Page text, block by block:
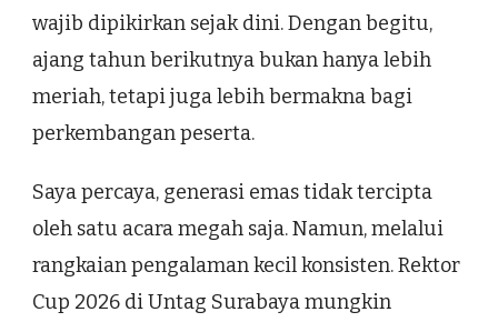
wajib dipikirkan sejak dini. Dengan begitu,
ajang tahun berikutnya bukan hanya lebih
meriah, tetapi juga lebih bermakna bagi
perkembangan peserta.
Saya percaya, generasi emas tidak tercipta
oleh satu acara megah saja. Namun, melalui
rangkaian pengalaman kecil konsisten. Rektor
Cup 2026 di Untag Surabaya mungkin